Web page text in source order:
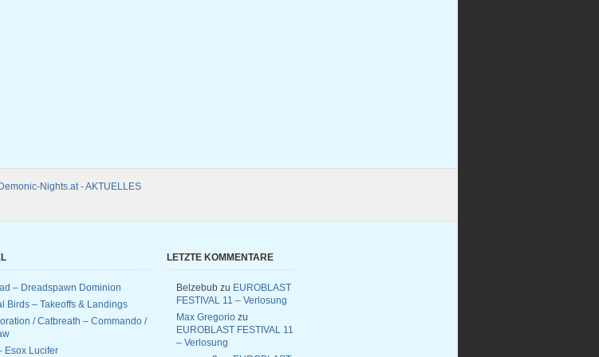
– Dreadspawn Dominion
Birds – Takeoffs & Landings
/ Catbreath – Commando /
Esox Lucifer
LETZTE KOMMENTARE
Belzebub zu EUROBLAST
FESTIVAL 11 – Verlosung
Max Gregorio zu
EUROBLAST FESTIVAL 11
– Verlosung